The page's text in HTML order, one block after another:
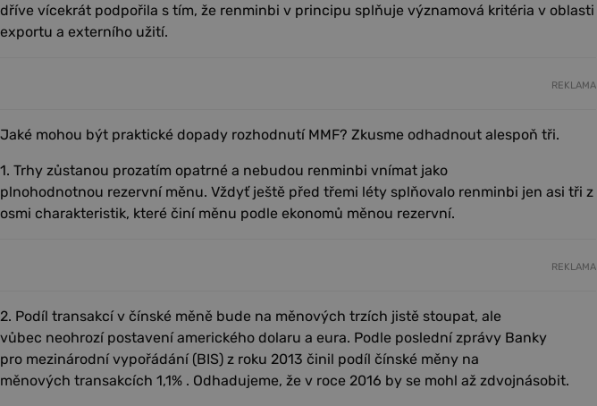
dříve vícekrát podpořila s tím, že renminbi v principu splňuje významová kritéria v oblasti
exportu a externího užití.
REKLAMA
Jaké mohou být praktické dopady rozhodnutí MMF? Zkusme odhadnout alespoň tři.
1. Trhy zůstanou prozatím opatrné a nebudou renminbi vnímat jako
plnohodnotnou rezervní měnu. Vždyť ještě před třemi léty splňovalo renminbi jen asi tři z
osmi charakteristik, které činí měnu podle ekonomů měnou rezervní.
REKLAMA
2. Podíl transakcí v čínské měně bude na měnových trzích jistě stoupat, ale
vůbec neohrozí postavení amerického dolaru a eura. Podle poslední zprávy Banky
pro mezinárodní vypořádání (BIS) z roku 2013 činil podíl čínské měny na
měnových transakcích 1,1% . Odhadujeme, že v roce 2016 by se mohl až zdvojnásobit.